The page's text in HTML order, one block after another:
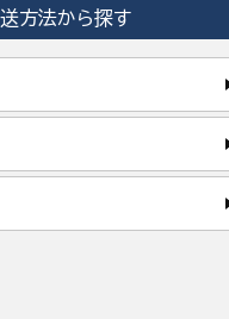
方法から探す